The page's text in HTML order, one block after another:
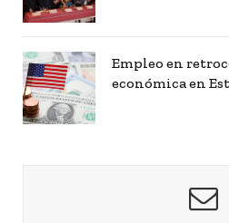
Empleo en
económica en